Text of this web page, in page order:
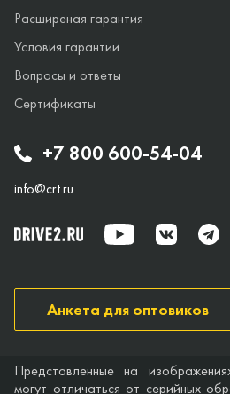
+7 800 600-54-04
info@crt.ru
Расширеная гарантия
Условия гарантии
Вопросы и ответы
Сертификаты
Анкета для оптовиков
Представленные на
могут отличаться от серийных